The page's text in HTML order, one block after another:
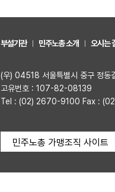
부설기관 민주노총 소개 오시는
(우) 04518 서울특별시 중구 정동
고유번호 : 107-82-08139
Tel : (02) 2670-9100 Fax :
민주노총 가맹조직 사이트